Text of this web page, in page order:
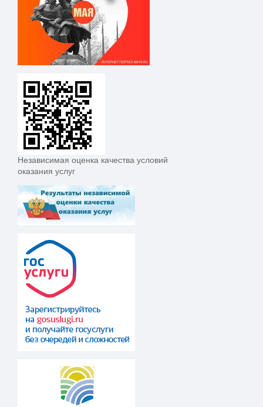
Независимая оценка качества условий
оказания услуг